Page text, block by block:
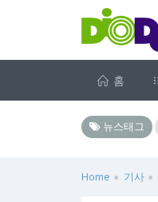
홈
뉴스태그
Home 기사